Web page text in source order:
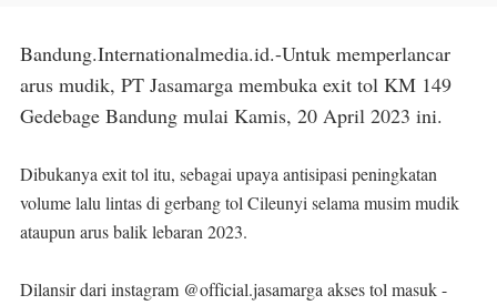
Bandung.Internationalmedia.id.-Untuk memperlancar
arus mudik, PT Jasamarga membuka exit tol KM 149
Gedebage Bandung mulai Kamis, 20 April 2023 ini.
Dibukanya exit tol itu, sebagai upaya antisipasi peningkatan
volume lalu lintas di gerbang tol Cileunyi selama musim mudik
ataupun arus balik lebaran 2023.
Dilansir dari instagram @official.jasamarga akses tol masuk -